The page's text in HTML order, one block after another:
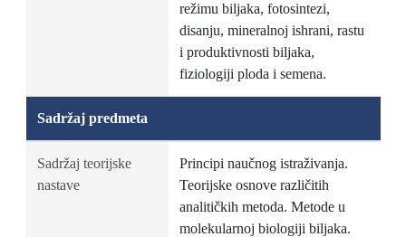
režimu biljaka, fotosintezi,
disanju, mineralnoj ishrani, rastu
i produktivnosti biljaka,
fiziologiji ploda i semena.
Sadržaj predmeta
Sadržaj teorijske
nastave
Principi naučnog istraživanja.
Teorijske osnove različitih
analitičkih metoda. Metode u
molekularnoj biologiji biljaka.